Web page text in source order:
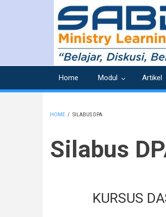
Home Modul Artikel
HOME / SILABUS DPA
Silabus
KURSUS